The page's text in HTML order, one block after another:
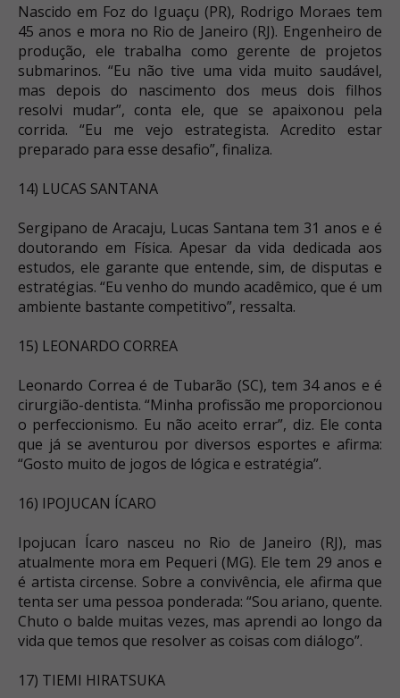
Nascido em Foz do Iguaçu (PR), Rodrigo Moraes tem
45 anos e mora no Rio de Janeiro (RJ). Engenheiro de
produção, ele trabalha como gerente de projetos
submarinos. “Eu não tive uma vida muito saudável,
mas depois do nascimento dos meus dois filhos
resolvi mudar”, conta ele, que se apaixonou pela
corrida. “Eu me vejo estrategista. Acredito estar
preparado para esse desafio”, finaliza.
14) LUCAS SANTANA
Sergipano de Aracaju, Lucas Santana tem 31 anos e é
doutorando em Física. Apesar da vida dedicada aos
estudos, ele garante que entende, sim, de disputas e
estratégias. “Eu venho do mundo acadêmico, que é um
ambiente bastante competitivo”, ressalta.
15) LEONARDO CORREA
Leonardo Correa é de Tubarão (SC), tem 34 anos e é
cirurgião-dentista. “Minha profissão me proporcionou
o perfeccionismo. Eu não aceito errar”, diz. Ele conta
que já se aventurou por diversos esportes e afirma:
“Gosto muito de jogos de lógica e estratégia”.
16) IPOJUCAN ÍCARO
Ipojucan Ícaro nasceu no Rio de Janeiro (RJ), mas
atualmente mora em Pequeri (MG). Ele tem 29 anos e
é artista circense. Sobre a convivência, ele afirma que
tenta ser uma pessoa ponderada: “Sou ariano, quente.
Chuto o balde muitas vezes, mas aprendi ao longo da
vida que temos que resolver as coisas com diálogo”.
17) TIEMI HIRATSUKA